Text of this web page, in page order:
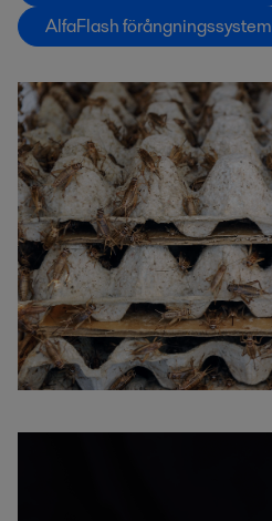
AlfaFlash förångningssystem